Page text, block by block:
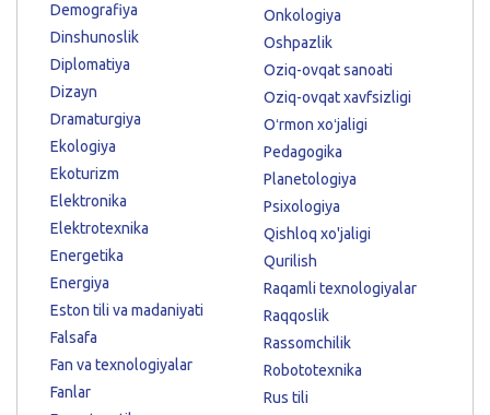
Demografiya
Dinshunoslik
Diplomatiya
Dizayn
Dramaturgiya
Ekologiya
Ekoturizm
Elektronika
Elektrotexnika
Energetika
Energiya
Eston tili va madaniyati
Falsafa
Fan va texnologiyalar
Fanlar
Onkologiya
Oshpazlik
Oziq-ovqat sanoati
Oziq-ovqat xavfsizligi
Oʻrmon xoʻjaligi
Pedagogika
Planetologiya
Psixologiya
Qishloq xo'jaligi
Qurilish
Raqamli texnologiyalar
Raqqoslik
Rassomchilik
Robototexnika
Rus tili